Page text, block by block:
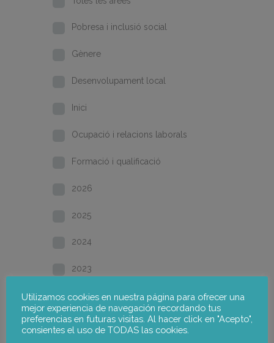
Pobresa i inclusió social
Gènere
Desenvolupament local
Inici
Ocupació i relacions laborals
Formació i qualificació
2026
2025
2024
2023
2022
2021
Utilizamos cookies en nuestra página para ofrecer una
mejor experiencia de navegación recordando tus
preferencias en futuras visitas. Al hacer click en "Acepto",
consientes el uso de TODAS las cookies.